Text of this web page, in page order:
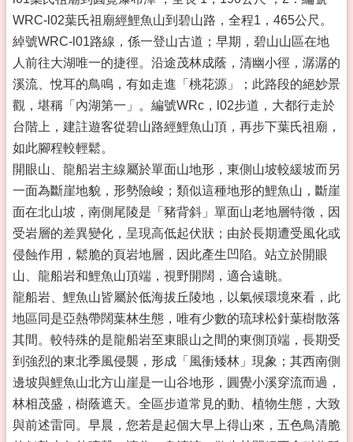
WRC-l02葉氏祖廟經鯉魚山到碧山路，全程1，465公尺。
綽號WRC-l01路線，係一登山古道；早期，碧山山區在地
人前往大湖唯一的捷徑。沿途茂林成蔭，清幽小徑，潺潺的
溪流、悅耳的鳥鳴，有如走進「桃花源」；此路段的絕妙景
觀，堪稱「內湖第一」。編號WRc，l02步道，大都行走於
台階上，建註遊客從碧山路經鯉魚山頂，再步下葉氏祖廟，
如此腳程較輕鬆。
開眼山、龍船岩主線屬於單面山地形，東側山坡較緩坡而另
一面為斷崖地貌，形勢險峻；類似這種地形的鯉魚山，斷崖
面在北山坡，南側尾陵是「豬背斜」單面山老地層特徵，因
受岩層的差異變化，呈現高低起伏狀；由於長期遭受風化或
侵蝕作用，鬆脆的頁岩地層，因此產生凹陷。站立於開眼
山、龍船岩和鯉魚山頂端，視野開闊，適合遠眺。
龍船岩、鯉魚山皆屬於低海拔丘陵地，以氣候環境來看，此
地區同是亞熱帶闊葉林生態，唯有少數的琉球松針葉樹散落
其間。較特殊的是龍船岩至東眼山之間的東側頂端，長期受
到強烈的東北季風侵襲，形成「風衝矮林」現象；其西南側
邊坡與鯉魚山北方山崖是一山谷地形，圓覺小溪穿流而過，
林相茂盛，樹蔭遮天。全區步道常見的動、植物生態，大致
與前述雷同。早晨，您若是起個大早上得山來，五色鳥清脆